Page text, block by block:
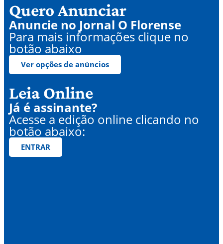
Quero Anunciar
Anuncie no Jornal O Florense
Para mais informações clique no
botão abaixo
Ver opções de anúncios
Leia Online
Já é assinante?
Acesse a edição online clicando no
botão abaixo:
ENTRAR